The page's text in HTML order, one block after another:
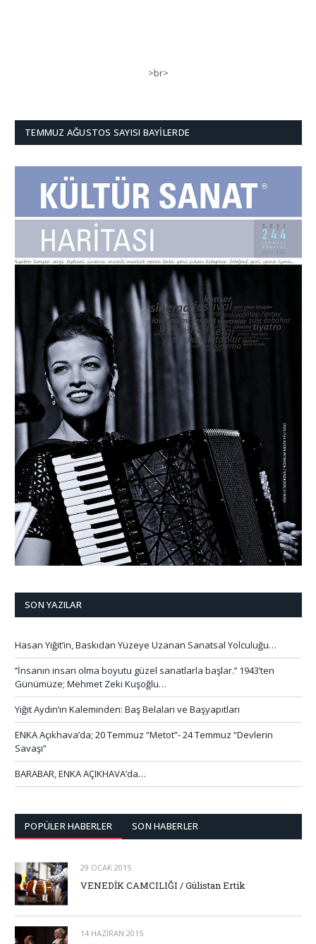
>br>
TEMMUZ AĞUSTOS SAYISI BAYILERDE
SON YAZILAR
Hasan Yiğit’in, Baskıdan Yüzeye Uzanan Sanatsal Yolculuğu…
‘’İnsanın insan olma boyutu güzel sanatlarla başlar.’’ 1943’ten
Günümüze; Mehmet Zeki Kuşoğlu…
Yiğit Aydın’ın Kaleminden: Baş Belaları ve Başyapıtları
ENKA Açıkhava’da; 20 Temmuz “Metot”- 24 Temmuz “Devlerin
Savaşı”
BARABAR, ENKA AÇIKHAVA’da…
POPÜLER HABERLER SON HABERLER
29 OCAK 2015
VENEDİK CAMCILIĞI / Gülistan Ertik
14 HAZIRAN 2015